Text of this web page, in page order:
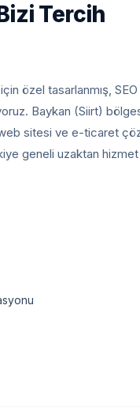
Tercih
özel tasarlanmış,
Baykan (Siirt)
sitesi ve e-ticaret
geneli uzaktan